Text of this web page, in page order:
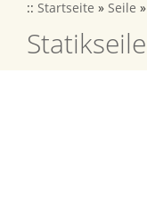
:: Startseite » Seile »
Statikseile